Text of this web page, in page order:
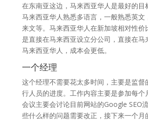
在东南亚这边，马来西亚华人是最好的目
马来西亚华人熟悉多语言，一般熟悉英文
来文等。马来西亚华人在新加坡相对性价
是直接在马来西亚设立分公司，直接在马
马来西亚华人，成本会更低。
一个经理
这个经理不需要花太多时间，主要是监督
行人员的进度。工作内容主要是参加每个
会议主要会讨论目前网站的Google SEO
些什么样的问题需要改正，接下来一个月